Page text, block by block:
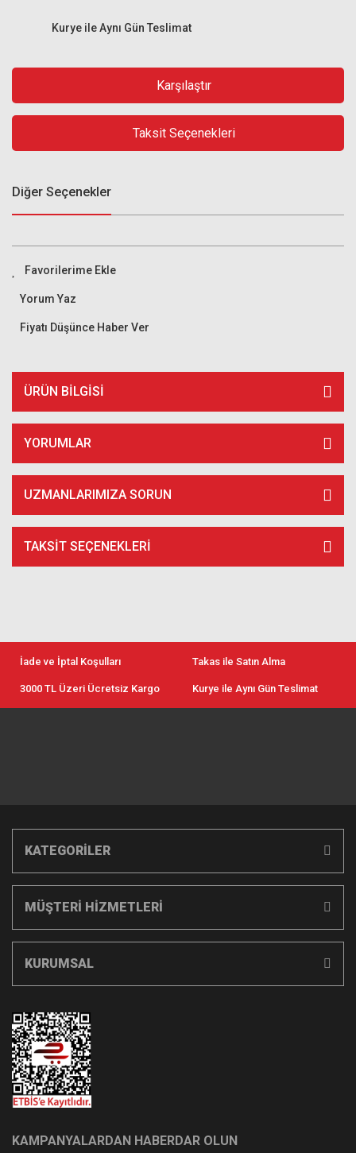
Kurye ile Aynı Gün Teslimat
Karşılaştır
Taksit Seçenekleri
Diğer Seçenekler
Yorum Yaz
Fiyatı Düşünce Haber Ver
ÜRÜN BILGISI
YORUMLAR
UZMANLARIMIZA SORUN
TAKSIT SEÇENEKLERI
İade ve İptal Koşulları Takas ile Satın Alma
3000 TL Üzeri Ücretsiz Kargo Kurye ile Aynı Gün Teslimat
KATEGORİLER
MÜŞTERİ HİZMETLERİ
KURUMSAL
KAMPANYALARDAN HABERDAR OLUN